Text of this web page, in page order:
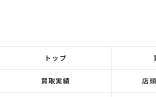
トップ
買取実績 店